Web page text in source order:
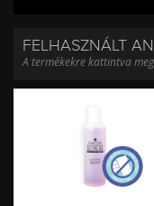
FELHASZNÁLT
A termékekre kattintva